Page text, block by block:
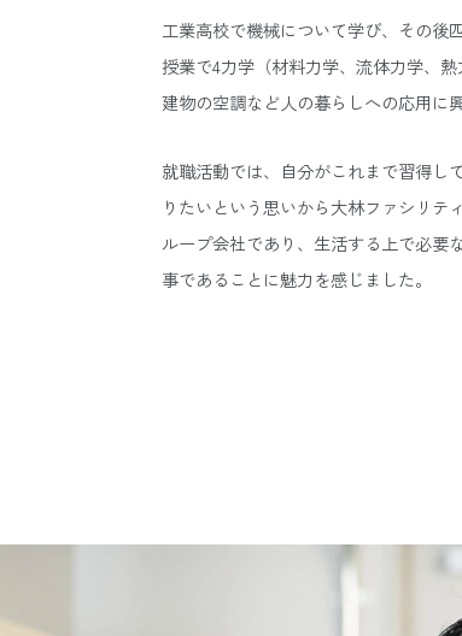
工業高校で機械について学び、その後
授業で4力学（材料力学、流体力学、
建物の空調など人の暮らしへの応用に
就職活動では、自分がこれまで習得し
りたいという思いから大林ファシリ
ループ会社であり、生活する上で必要
事であることに魅力を感じました。